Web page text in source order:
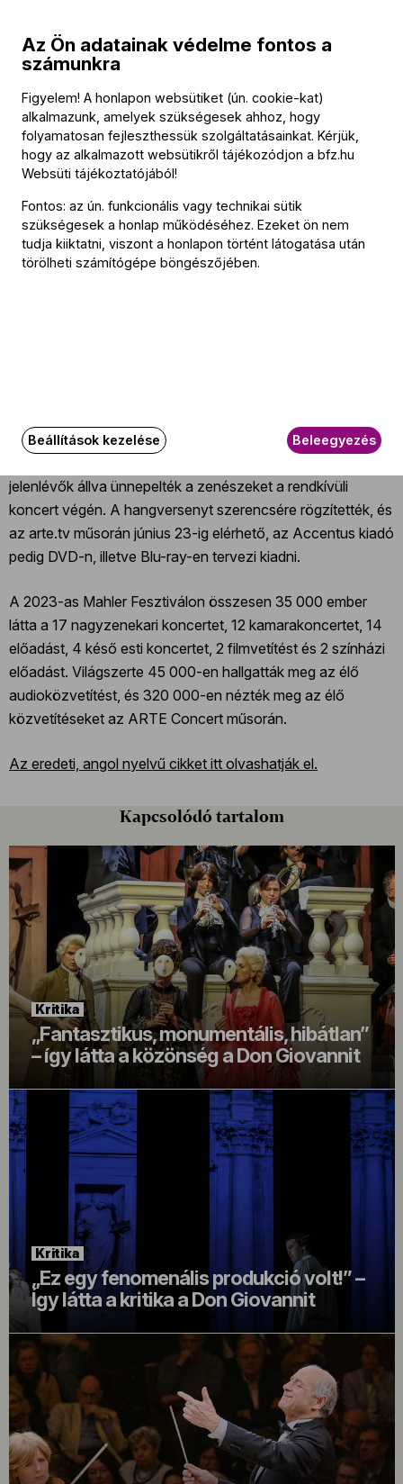
csúcspontig.
A negyedik, Finale. Adagio tételben a pazar, dús hangzású
vonósok vezették be a himnikus „Lebewohl” témáját
(„Abide with me” – „Maradj velem”), és a súlyos, személyes
veszteség érzése hamarosan mindent áthatott. A zenekar
valamennyi szólama lenyűgözően játszott, de még közülük
is kiemelkedett a kontrafagott és a pikoló. A hegedűk
megidézték a szerző Gyermekgyászdalok című művét:
„...beérjük őket a magasokon, nagy napfényben, egy szép
legjobb előadása, és minden bizonnyal sokan fognak rá
jelenlévők állva ünnepelték a zenészeket a rendkívüli
koncert végén. A hangversenyt szerencsére rögzítették, és
az arte.tv műsorán június 23-ig elérhető, az Accentus kiadó
pedig DVD-n, illetve Blu-ray-en tervezi kiadni.
A 2023-as Mahler Fesztiválon összesen 35 000 ember
látta a 17 nagyzenekari koncertet, 12 kamarakoncertet, 14
előadást, 4 késő esti koncertet, 2 filmvetítést és 2 színházi
előadást. Világszerte 45 000-en hallgatták meg az élő
audioközvetítést, és 320 000-en nézték meg az élő
közvetítéseket az ARTE Concert műsorán.
Az eredeti, angol nyelvű cikket itt olvashatják el.
Kapcsolódó tartalom
Kritika
„Fantasztikus, monumentális, hibátlan”
– így látta a közönség a Don Giovannit
Kritika
„Ez egy fenomenális produkció volt!” –
Így látta a kritika a Don Giovannit
Az Ön adatainak védelme fontos a
számunkra
Figyelem! A honlapon websütiket (ún. cookie-kat)
alkalmazunk, amelyek szükségesek ahhoz, hogy
folyamatosan fejleszthessük szolgáltatásainkat. Kérjük,
hogy az alkalmazott websütikről tájékozódjon a bfz.hu
Websüti tájékoztatójából!
Fontos: az ún. funkcionális vagy technikai sütik
szükségesek a honlap működéséhez. Ezeket ön nem
tudja kiiktatni, viszont a honlapon történt látogatása után
törölheti számítógépe böngészőjében.
Beállítások kezelése Beleegyezés